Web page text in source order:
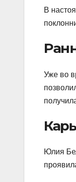
В
Уже во
Юлия